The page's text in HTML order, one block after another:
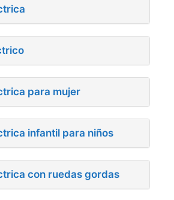
para mujer
infantil para niños
con ruedas gordas